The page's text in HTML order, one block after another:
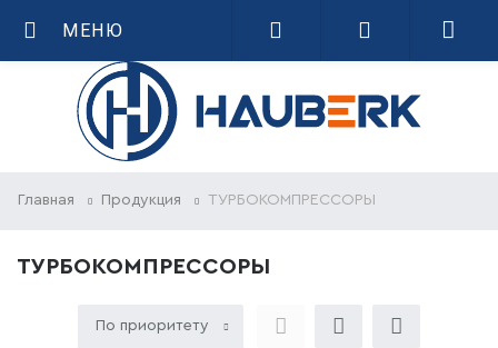
МЕНЮ
Главная Продукция ТУРБОКОМПРЕССОРЫ
ТУРБОКОМПРЕССОРЫ
По приоритету